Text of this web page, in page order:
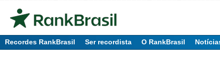
Recordes RankBrasil Ser recordista O RankBrasil